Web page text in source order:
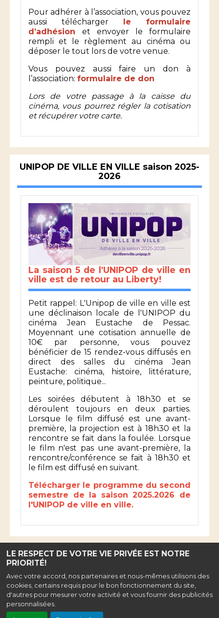
LE RESPECT DE VOTRE VIE PRIVÉE EST NOTRE
PRIORITÉ!
Avec votre accord, nos partenaires et nous-mêmes utilisons des
cookies, certains requis pour le bon fonctionnement du site,
d'autres pour mesurer votre activité et vous fournir des publicités
personnalisées.
Pour adhérer à l’association, vous pouvez
aussi télécharger
le formulaire
d’adhésion
et envoyer le formulaire
rempli et le règlement au cinéma ou
déposer le tout lors de votre venue.
Vous pouvez aussi faire un don à
l’association: formulaire de don
Lors de votre passage à la caisse du
cinéma, vous pourrez régler la cotisation
et récupérer votre carte.
UNIPOP DE VILLE EN VILLE saison 2025-
2026
La saison 5 de l'UNIPOP de ville en
ville est de retour au Liberty!
Petit rappel: L'Unipop de ville en ville est
une déclinaison locale de l'UNIPOP du
cinéma Jean Eustache de Pessac.
Moyennant une cotisation annuelle de
10€ par personne, vous pouvez
bénéficier de 15 rendez-vous diffusés en
direct des salles du cinéma Jean
Eustache: cinéma, histoire, littérature,
peinture, politique...
Les soirées débutent à 18h30 et se
déroulent toujours en deux parties.
Lorsque le film diffusé est une avant-
première, la projection est à 18h30 et la
rencontre se fait dans la foulée. Lorsque
le film n'est pas une avant-première, la
rencontre/conférence se fait à 18h30 et
le film est diffusé en suivant.
Télécharger le programme du second
semestre de la saison 2025.2026 de
l'UNIPOP de ville en ville.
Haut de page
Association ciné liberty , Rue de la Fraternité, 47500 Monsempron-Libos
| Mentions légales | Confidentialité|Contact| Tel : 05 53 71 59 20
Cinéma classé art et essai, labélisé jeune public, patrimoine et répertoire,
recherche et découverte